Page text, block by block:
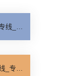
时效」
收费」